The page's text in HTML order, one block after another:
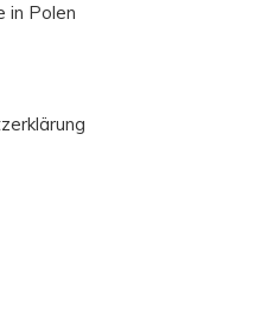
in Polen